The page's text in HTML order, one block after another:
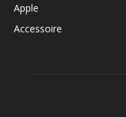
Apple
Accessoire